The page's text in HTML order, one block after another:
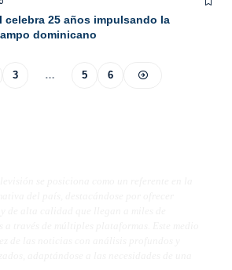
celebra 25 años impulsando la
dominicano
3 … 5 6